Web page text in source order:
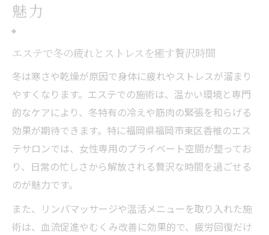
魅力
エステで冬の疲れとストレスを癒す贅沢時間
冬は寒さや乾燥が原因で身体に疲れやストレスが溜まり
やすくなります。エステでの施術は、温かい環境と専門
的なケアにより、冬特有の冷えや筋肉の緊張を和らげる
効果が期待できます。特に福岡県福岡市東区香椎のエス
テサロンでは、女性専用のプライベート空間が整ってお
り、日常の忙しさから解放される贅沢な時間を過ごせる
のが魅力です。
また、リンパマッサージや温活メニューを取り入れた施
術は、血流促進やむくみ改善に効果的で、疲労回復だけ